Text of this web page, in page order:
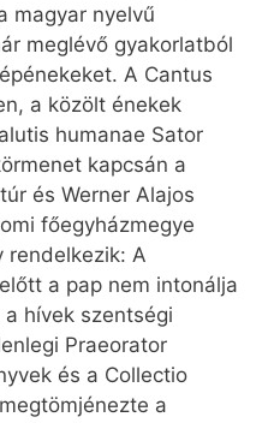
magyar nyelvű
meglévő gyakorlatból
A Cantus
a közölt énekek
humanae Sator
kapcsán a
és Werner Alajos
főegyházmegye
rendelkezik: A
a pap nem intonálja
hívek szentségi
Praeorator
és a Collectio
a